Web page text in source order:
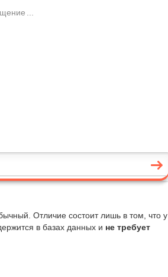
Отличие состоит лишь в том, что у
в базах данных и не требует